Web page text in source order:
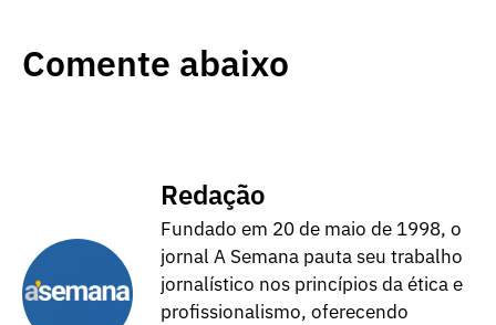
Comente abaixo
Redação
Fundado em 20 de maio de 1998, o
jornal A Semana pauta seu trabalho
jornalístico nos princípios da ética e
profissionalismo, oferecendo